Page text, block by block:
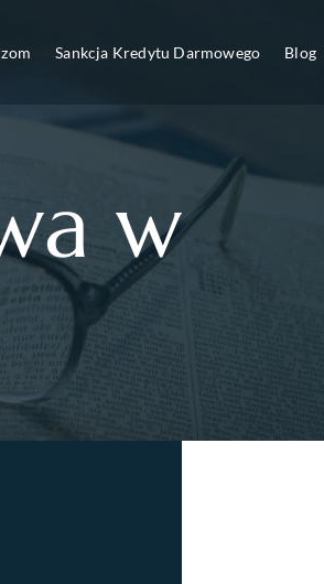
Sankcja Kredytu Darmowego Blog
w